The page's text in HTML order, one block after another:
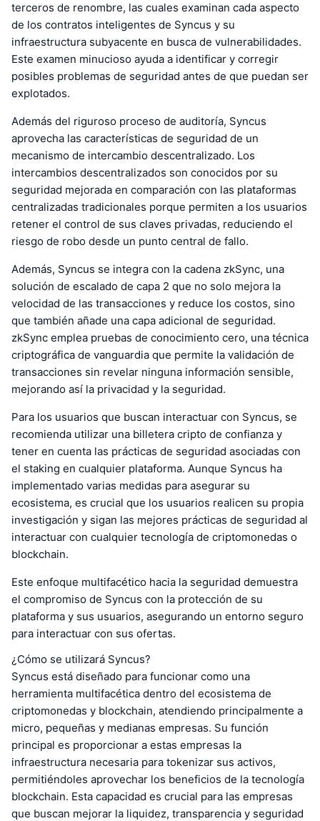
terceros de renombre, las cuales examinan cada aspecto
de los contratos inteligentes de Syncus y su
infraestructura subyacente en busca de vulnerabilidades.
Este examen minucioso ayuda a identificar y corregir
posibles problemas de seguridad antes de que puedan ser
explotados.
Además del riguroso proceso de auditoría, Syncus
aprovecha las características de seguridad de un
mecanismo de intercambio descentralizado. Los
intercambios descentralizados son conocidos por su
seguridad mejorada en comparación con las plataformas
centralizadas tradicionales porque permiten a los usuarios
retener el control de sus claves privadas, reduciendo el
riesgo de robo desde un punto central de fallo.
Además, Syncus se integra con la cadena zkSync, una
solución de escalado de capa 2 que no solo mejora la
velocidad de las transacciones y reduce los costos, sino
que también añade una capa adicional de seguridad.
zkSync emplea pruebas de conocimiento cero, una técnica
criptográfica de vanguardia que permite la validación de
transacciones sin revelar ninguna información sensible,
mejorando así la privacidad y la seguridad.
Para los usuarios que buscan interactuar con Syncus, se
recomienda utilizar una billetera cripto de confianza y
tener en cuenta las prácticas de seguridad asociadas con
el staking en cualquier plataforma. Aunque Syncus ha
implementado varias medidas para asegurar su
ecosistema, es crucial que los usuarios realicen su propia
investigación y sigan las mejores prácticas de seguridad al
interactuar con cualquier tecnología de criptomonedas o
blockchain.
Este enfoque multifacético hacia la seguridad demuestra
el compromiso de Syncus con la protección de su
plataforma y sus usuarios, asegurando un entorno seguro
para interactuar con sus ofertas.
¿Cómo se utilizará Syncus?
Syncus está diseñado para funcionar como una
herramienta multifacética dentro del ecosistema de
criptomonedas y blockchain, atendiendo principalmente a
micro, pequeñas y medianas empresas. Su función
principal es proporcionar a estas empresas la
infraestructura necesaria para tokenizar sus activos,
permitiéndoles aprovechar los beneficios de la tecnología
blockchain. Esta capacidad es crucial para las empresas
que buscan mejorar la liquidez, transparencia y seguridad